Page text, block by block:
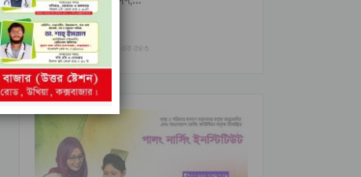
আগের পরবর্তী ১ এর ৫৪৩